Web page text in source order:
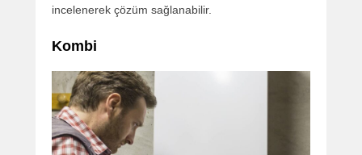
incelenerek çözüm sağlanabilir.
Kombi